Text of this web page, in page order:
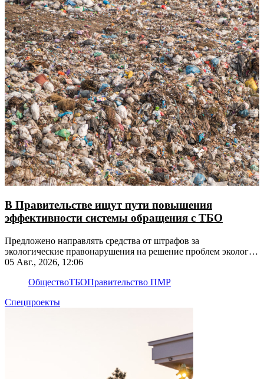
В Правительстве ищут пути повышения
эффективности системы обращения с ТБО
Предложено направлять средства от штрафов за
экологические правонарушения на решение проблем экологии
на этих территориях
05 Авг., 2026, 12:06
ОбществоТБОПравительство ПМР
Спецпроекты